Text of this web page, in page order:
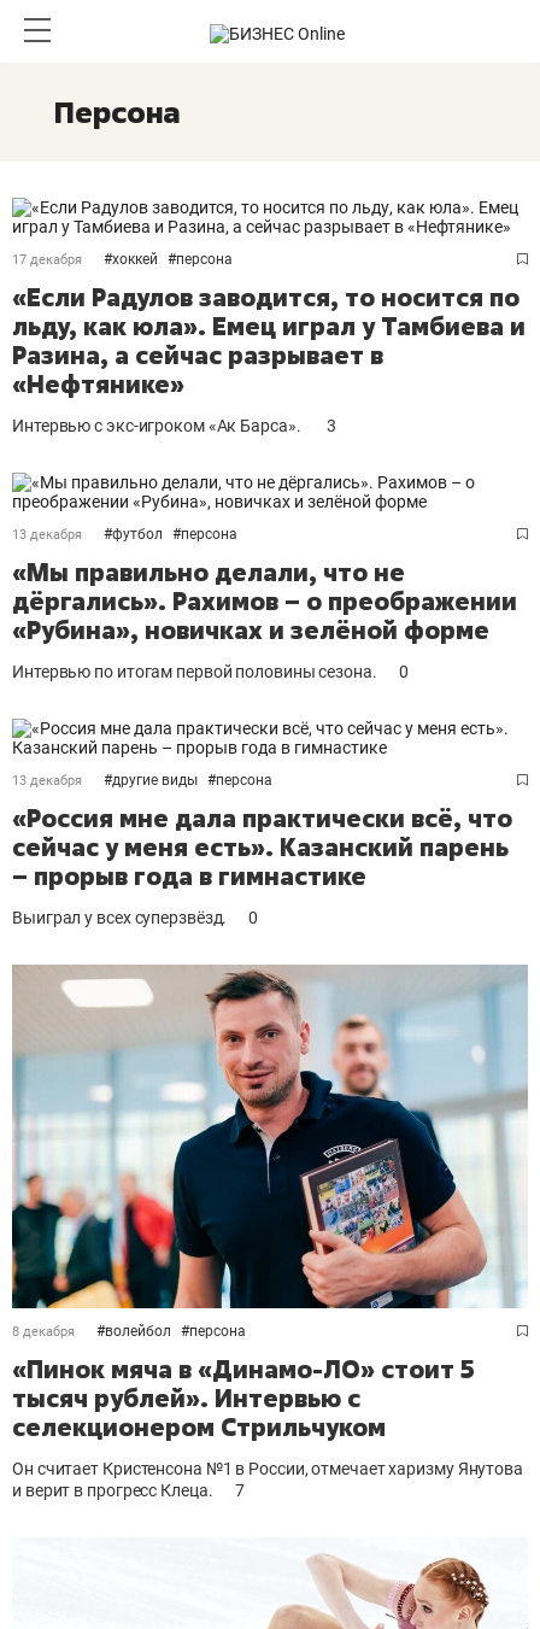
Персона
17 декабря #хоккей #персона
«Если Радулов заводится, то носится по
льду, как юла». Емец играл у Тамбиева и
Разина, а сейчас разрывает в
«Нефтянике»
Интервью с экс-игроком «Ак Барса». 3
13 декабря #футбол #персона
«Мы правильно делали, что не
дёргались». Рахимов – о преображении
«Рубина», новичках и зелёной форме
Интервью по итогам первой половины сезона. 0
13 декабря #другие виды #персона
«Россия мне дала практически всё, что
сейчас у меня есть». Казанский парень
– прорыв года в гимнастике
Выиграл у всех суперзвёзд. 0
8 декабря #волейбол #персона
«Пинок мяча в «Динамо-ЛО» стоит 5
тысяч рублей». Интервью с
селекционером Стрильчуком
Он считает Кристенсона №1 в России, отмечает харизму Янутова
и верит в прогресс Клеца.
7